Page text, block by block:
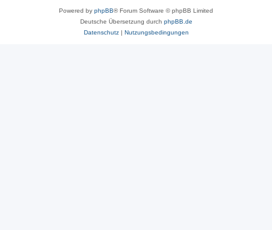
Powered by phpBB® Forum Software © phpBB Limited
Deutsche Übersetzung durch phpBB.de
Datenschutz| Nutzungsbedingungen